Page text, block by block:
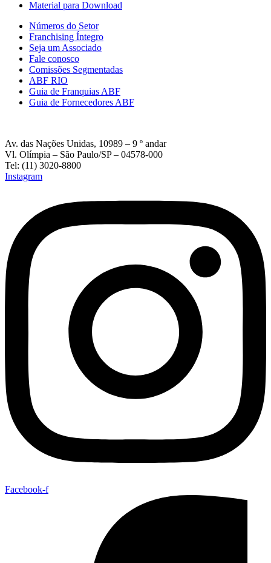
Material para Download
Números do Setor
Franchising Íntegro
Seja um Associado
Fale conosco
Comissões Segmentadas
ABF RIO
Guia de Franquias ABF
Guia de Fornecedores ABF
Av. das Nações Unidas, 10989 – 9 º andar
Vl. Olímpia – São Paulo/SP – 04578-000
Tel: (11) 3020-8800
Instagram
Facebook-f